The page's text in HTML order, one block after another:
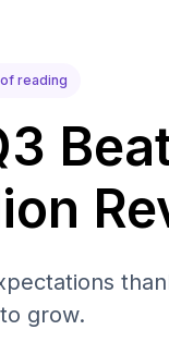
reading
grow.